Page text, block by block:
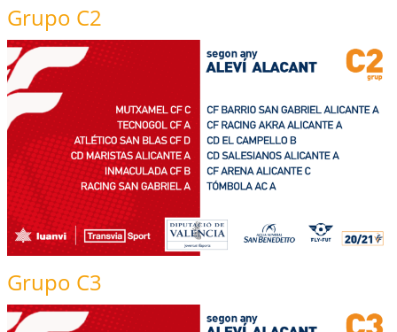
Grupo C2
Grupo C3